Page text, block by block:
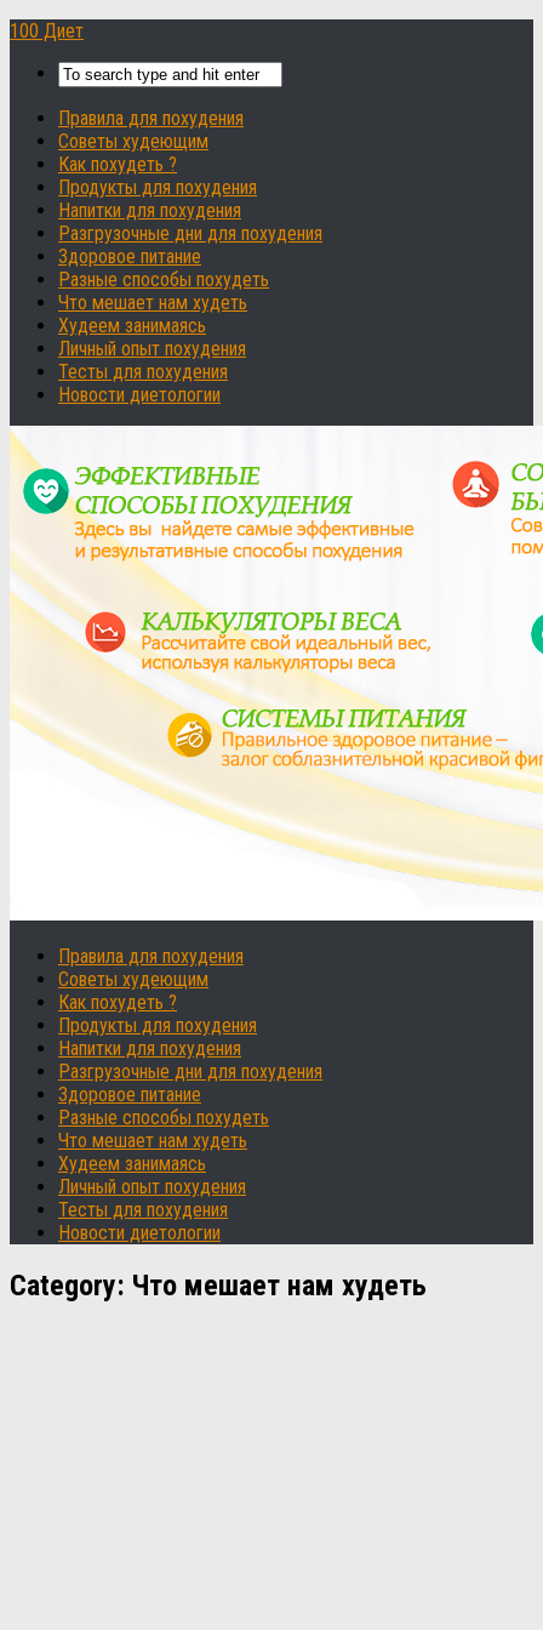
100 Диет
Правила для похудения
Советы худеющим
Как похудеть ?
Продукты для похудения
Напитки для похудения
Разгрузочные дни для похудения
Здоровое питание
Разные способы похудеть
Что мешает нам худеть
Худеем занимаясь
Личный опыт похудения
Тесты для похудения
Новости диетологии
Правила для похудения
Советы худеющим
Как похудеть ?
Продукты для похудения
Напитки для похудения
Разгрузочные дни для похудения
Здоровое питание
Разные способы похудеть
Что мешает нам худеть
Худеем занимаясь
Личный опыт похудения
Тесты для похудения
Новости диетологии
Category: Что мешает нам худеть